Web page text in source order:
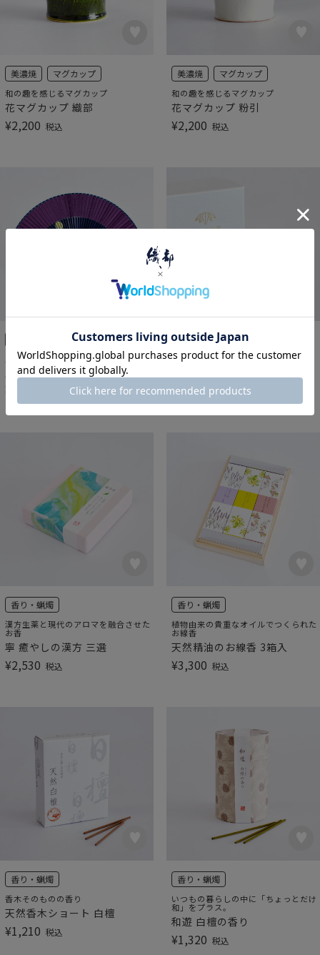
美濃焼 マグカップ
和の趣を感じるマグカップ
花マグカップ 織部
¥2,200 税込
美濃焼 マグカップ
和の趣を感じるマグカップ
花マグカップ 粉引
¥2,200 税込
扇ぐたびに物語を感じさせる
月見うさぎ扇子 桐箱入
¥
箸置き
透明感あふれる愛らしい小鳥
¥2,750 税込
香り・蝋燭
漢方生薬と現代のアロマを融合させた
お香
寧 癒やしの漢方 三選
¥2,530 税込
香り・蝋燭
植物由来の貴重なオイルでつくられた
お線香
天然精油のお線香 3箱入
¥3,300 税込
香り・蝋燭
香木そのものの香り
天然香木ショート 白檀
¥1,210 税込
香り・蝋燭
いつもの暮らしの中に「ちょっとだけ
和」をプラス。
和遊 白檀の香り
¥1,320 税込